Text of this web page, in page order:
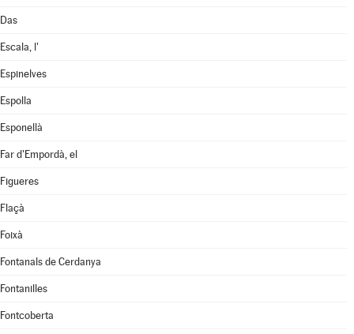
Das
Escala, l'
Espinelves
Espolla
Esponellà
Far d'Empordà, el
Figueres
Flaçà
Foixà
Fontanals de Cerdanya
Fontanilles
Fontcoberta